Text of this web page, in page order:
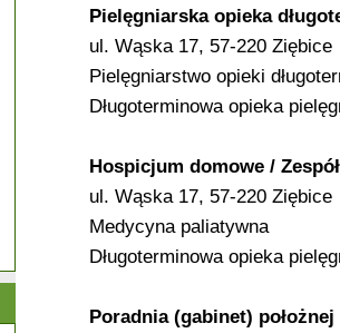
Pielęgniarska opieka
ul. Wąska 17, 57-220 Ziębice
Pielęgniarstwo opieki
Długoterminowa opieka
Hospicjum domowe /
ul. Wąska 17, 57-220 Ziębice
Medycyna paliatywna
Długoterminowa opieka
Poradnia (gabinet)